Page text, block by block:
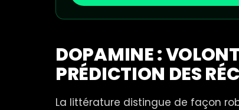
DOPAMINE :
PRÉDICTION DES
La littérature distingue de façon